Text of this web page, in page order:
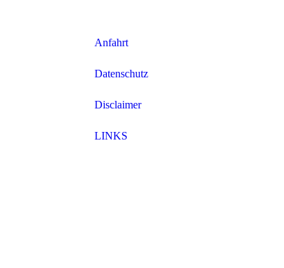
Anfahrt
Datenschutz
Disclaimer
LINKS